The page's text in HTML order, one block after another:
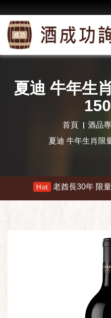
夏迪 牛年生
首頁 酒品
夏迪 牛年生肖限
老酋長30年 限量木